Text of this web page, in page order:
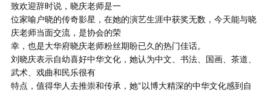
致欢迎辞时说，晓庆老师是一
位家喻户晓的传奇影星，在她的演艺生涯中获奖无数，今天能与晓
庆老师当面交流，是协会的荣
幸，也是大华府晓庆老师粉丝期盼已久的热门佳话。
刘晓庆表示自幼喜好中华文化，她认为中文、书法、国画、茶道、
武术、戏曲和民乐很有
特点，值得华人去推崇和传承，她“以博大精深的中华文化感到自